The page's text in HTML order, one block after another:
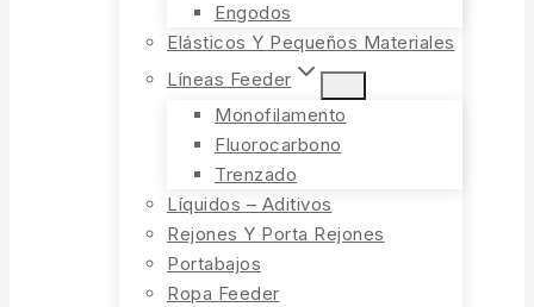
Engodos
Elásticos Y Pequeños Materiales
Líneas Feeder
Monofilamento
Fluorocarbono
Trenzado
Líquidos – Aditivos
Rejones Y Porta Rejones
Portabajos
Ropa Feeder